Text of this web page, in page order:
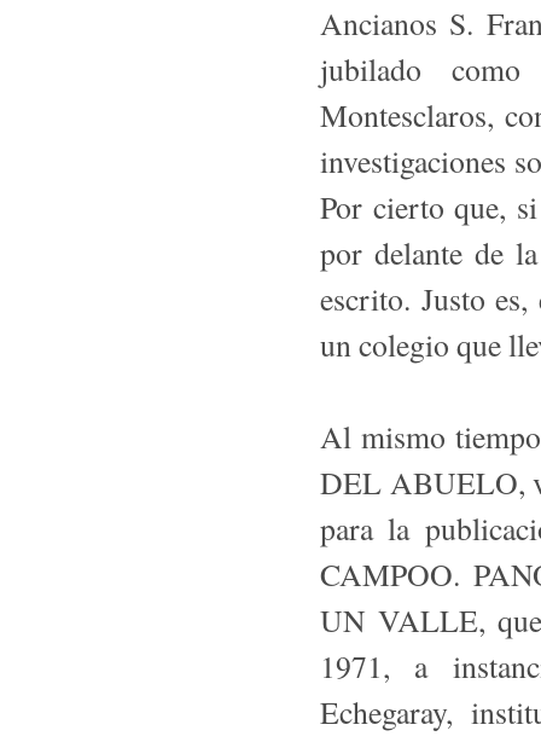
Ancianos S.
jubilado
Montesclaros,
investigaciones
Por cierto que,
por delante de
escrito. Justo es,
un colegio que
Al mismo
DEL ABUELO,
para la
CAMPOO.
UN VALLE,
1971, a
Echegaray,